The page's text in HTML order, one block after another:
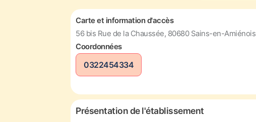
Carte et information d'accès
56 bis Rue de la Chaussée, 80680 Sains-en-Amiénois
Coordonnées
0322454334
Présentation de l'établissement